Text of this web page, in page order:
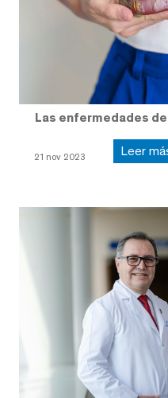
Las enfermedades
21 nov 2023 Leer